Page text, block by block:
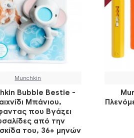
Munchkin
Bubble Bestie -
Μπάνιου,
που Βγάζει
από την
του, 36+ μηνών